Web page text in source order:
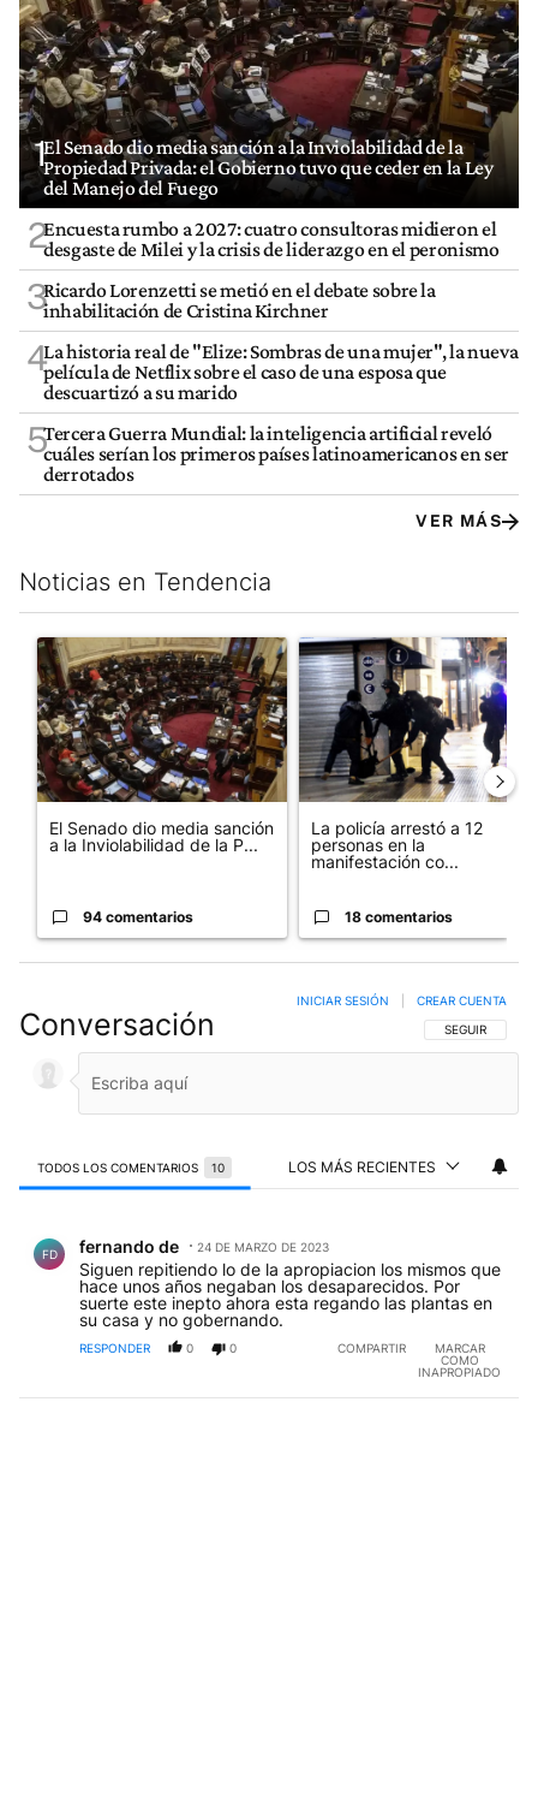
1El Senado dio media sanción a la Inviolabilidad de la
Propiedad Privada: el Gobierno tuvo que ceder en la Ley
del Manejo del Fuego
2Encuesta rumbo a 2027: cuatro consultoras midieron el
desgaste de Milei y la crisis de liderazgo en el peronismo
3Ricardo Lorenzetti se metió en el debate sobre la
inhabilitación de Cristina Kirchner
4La historia real de "Elize: Sombras de una mujer", la nueva
película de Netflix sobre el caso de una esposa que
descuartizó a su marido
5Tercera Guerra Mundial: la inteligencia artificial reveló
cuáles serían los primeros países latinoamericanos en ser
derrotados
VER MÁS
Noticias en Tendencia
Este listado muestra los artículos con más comentarios en los
Un artículo de tendencia con el título "El Senado dio media
El Senado dio media sanción
a la Inviolabilidad de la P...
94 comentarios
Un artículo de tendencia con
La policía arrestó a 12
personas en la
manifestación co...
18 comentarios
Conversación SIGA ESTA
SEGUIR
INICIAR SESIÓN CREAR CUENTA
TODOS LOS COMENTARIOS 10 LOS MÁS RECIENTES
FD fernando de 24 DE MARZO DE 2023
Siguen repitiendo lo de la apropiacion los mismos que
hace unos años negaban los desaparecidos. Por
suerte este inepto ahora esta regando las plantas en
su casa y no gobernando.
RESPONDER 0 0 COMPARTIR
MARCAR
COMO
INAPROPIADO